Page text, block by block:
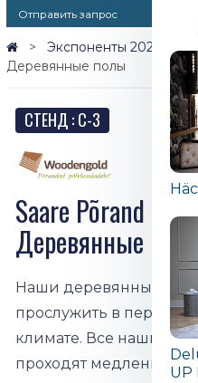
Отправить запрос
Экспоненты 2026
Деревянные полы
СТЕНД : C-3
Saare Põrand OÜ
Деревянные
Наши деревянные полы
прослужить в
климате. Все наши
проходят медленное
UP